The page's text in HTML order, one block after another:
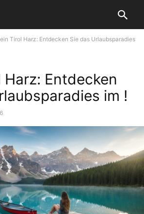
Tirol Harz: Entdecken Sie das Urlaubsparadies
Harz: Entdecken
im !